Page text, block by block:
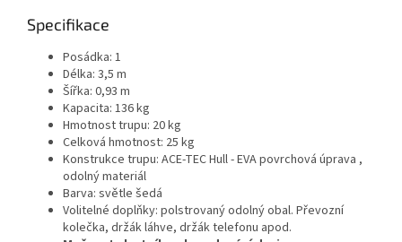
Specifikace
Posádka: 1
Délka: 3,5 m
Šířka: 0,93 m
Kapacita: 136 kg
Hmotnost trupu: 20 kg
Celková hmotnost: 25 kg
Konstrukce trupu: ACE-TEC Hull - EVA povrchová úprava ,
odolný materiál
Barva: světle šedá
Volitelné doplňky: polstrovaný odolný obal. Převozní
kolečka, držák láhve, držák telefonu apod.